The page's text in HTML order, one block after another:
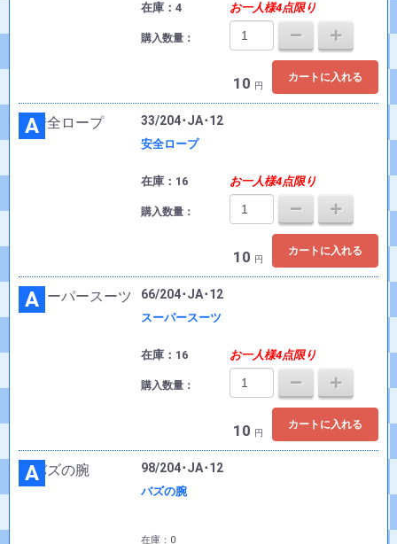
在庫：4 お一人様4点限り
購入数量：
10 円
カートに入れる
A 33/204･JA･12
安全ロープ
在庫：16 お一人様4点限り
購入数量：
10 円
カートに入れる
A 66/204･JA･12
スーパースーツ
在庫：16 お一人様4点限り
購入数量：
10 円
カートに入れる
A 98/204･JA･12
バズの腕
在庫：0